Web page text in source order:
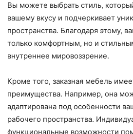
Вы можете выбрать стиль,
вашему вкусу и подчеркивает
пространства. Благодаря этому,
только комфортным, но и
внутреннее мировоззрение.
Кроме того, заказная мебель
преимущества. Например, она
адаптирована под особенности
рабочего пространства.
функциональные возможности